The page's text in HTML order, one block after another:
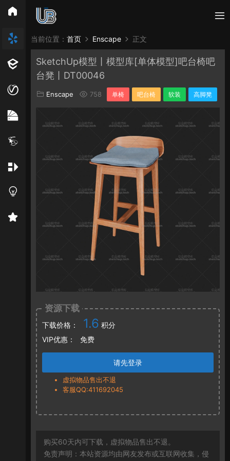
所有分类
Enscape PB3构件 构件 轮廓
当前位置： 首页 Enscape 正文
SketchUp模型丨模型库[单体模型]吧台椅吧
台凳丨DT00046
Enscape 758 单椅 吧台椅 软装 高脚凳
资源下载
下载价格： 1.6 积分
VIP优惠：
免费
请先登录
虚拟物品售出不退
客服QQ:411692045
购买60天内可下载，虚拟物品售出不退。
免责声明：本站资源均由网友发布或互联网收集，侵